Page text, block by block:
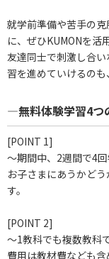
就学前準備や苦手の
に、ぜひKUMONを活
友達同士で刺激し合
習を進めていけるの
―無料体験学習4
[POINT 1]
～期間中、2週間で4
お子さまにあうかど
す。
[POINT 2]
～1教科でも複数教科
費用は教材費なども含